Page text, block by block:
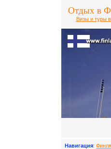
Отдых в
Визы и туры
Навигация: